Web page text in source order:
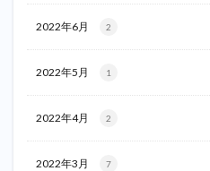
2022年6月 2
2022年5月 1
2022年4月 2
2022年3月 7